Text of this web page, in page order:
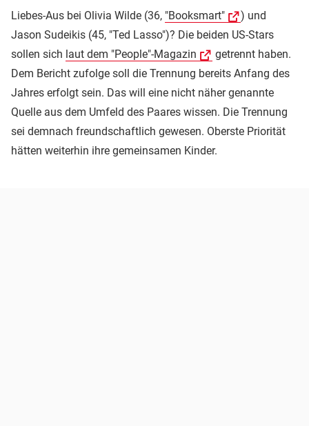
Liebes-Aus bei Olivia Wilde (36, "Booksmart"
) und
Jason Sudeikis (45, "Ted Lasso")? Die beiden US-Stars
sollen sich laut dem "People"-Magazin
getrennt haben.
Dem Bericht zufolge soll die Trennung bereits Anfang des
Jahres erfolgt sein. Das will eine nicht näher genannte
Quelle aus dem Umfeld des Paares wissen. Die Trennung
sei demnach freundschaftlich gewesen. Oberste Priorität
hätten weiterhin ihre gemeinsamen Kinder.